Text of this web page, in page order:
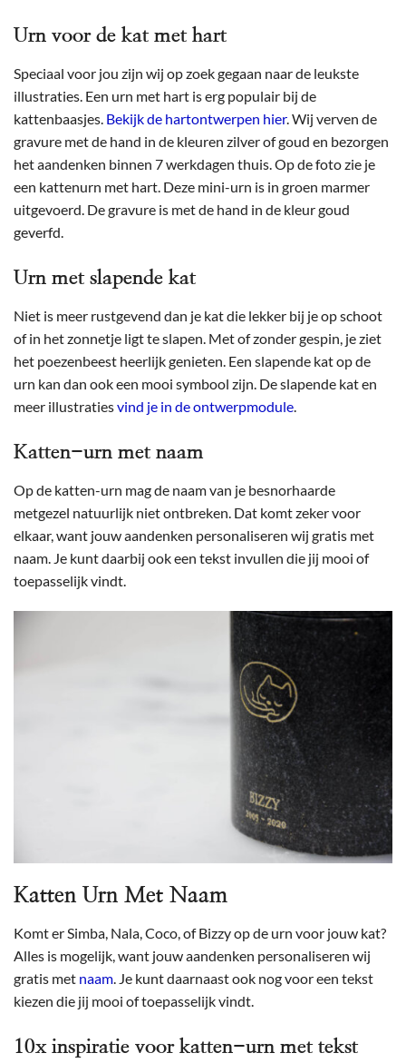
Urn voor de kat met hart
Speciaal voor jou zijn wij op zoek gegaan naar de leukste
illustraties. Een urn met hart is erg populair bij de
kattenbaasjes. Bekijk de hartontwerpen hier. Wij verven de
gravure met de hand in de kleuren zilver of goud en bezorgen
het aandenken binnen 7 werkdagen thuis. Op de foto zie je
een kattenurn met hart. Deze mini-urn is in groen marmer
uitgevoerd. De gravure is met de hand in de kleur goud
geverfd.
Urn met slapende kat
Niet is meer rustgevend dan je kat die lekker bij je op schoot
of in het zonnetje ligt te slapen. Met of zonder gespin, je ziet
het poezenbeest heerlijk genieten. Een slapende kat op de
urn kan dan ook een mooi symbool zijn. De slapende kat en
meer illustratiesvind je in de ontwerpmodule.
Katten-urn met naam
Op de katten-urn mag de naam van je besnorhaarde
metgezel natuurlijk niet ontbreken. Dat komt zeker voor
elkaar, want jouw aandenken personaliseren wij gratis met
naam. Je kunt daarbij ook een tekst invullen die jij mooi of
toepasselijk vindt.
Katten Urn Met Naam
Komt er Simba, Nala, Coco, of Bizzy op de urn voor jouw kat?
Alles is mogelijk, want jouw aandenken personaliseren wij
gratis met naam. Je kunt daarnaast ook nog voor een tekst
kiezen die jij mooi of toepasselijk vindt.
10x inspiratie voor katten-urn met tekst